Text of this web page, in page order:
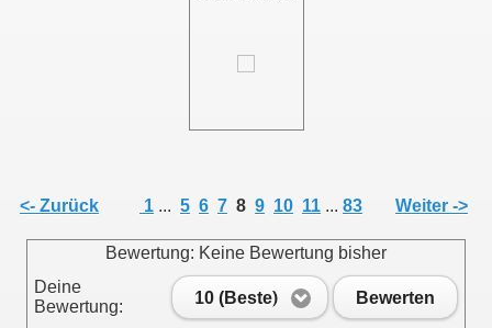
<- Zurück 1 ... 5 6 7 8 9 10 11 ... 83 Weiter ->
Bewertung: Keine Bewertung bisher
Deine
Bewertung:
10 (Beste) Bewerten